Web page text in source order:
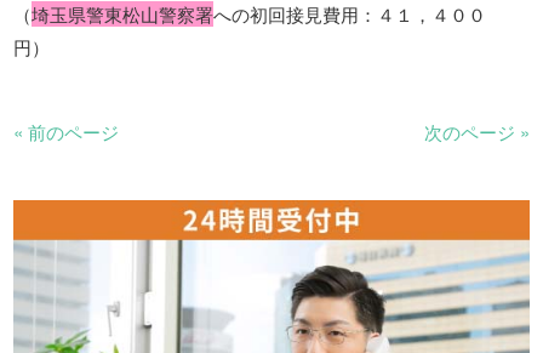
（埼玉県警東松山警察署への初回接見費用：４１，４００
円）
« 前のページ 次のページ »